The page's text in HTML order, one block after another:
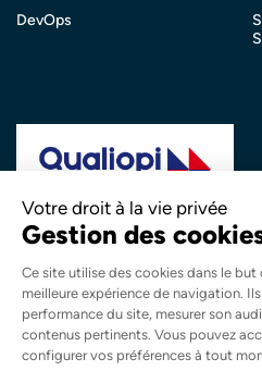
DevOps
catégorie d’action suivante :
Copyright © 2026 Synapsys.